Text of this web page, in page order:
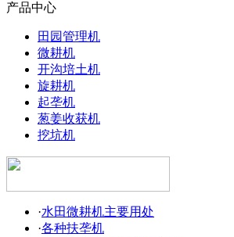
产品中心
田园管理机
微耕机
开沟培土机
旋耕机
起垄机
葱姜收获机
挖坑机
·水田微耕机主要用处
·各种扶垄机